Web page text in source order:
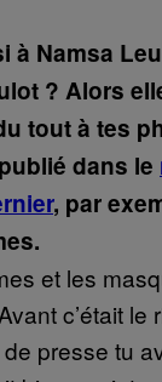
à Namsa
? Alors
tout à tes
dans le
, par
et les
c’était le
presse tu